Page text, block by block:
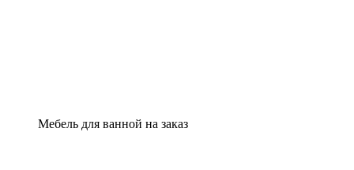
Мебель для ванной на заказ